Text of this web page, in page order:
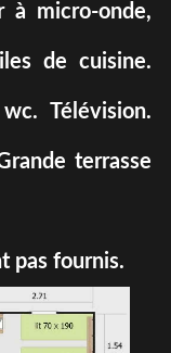
à micro-onde,
de cuisine.
Télévision.
terrasse
pas fournis.